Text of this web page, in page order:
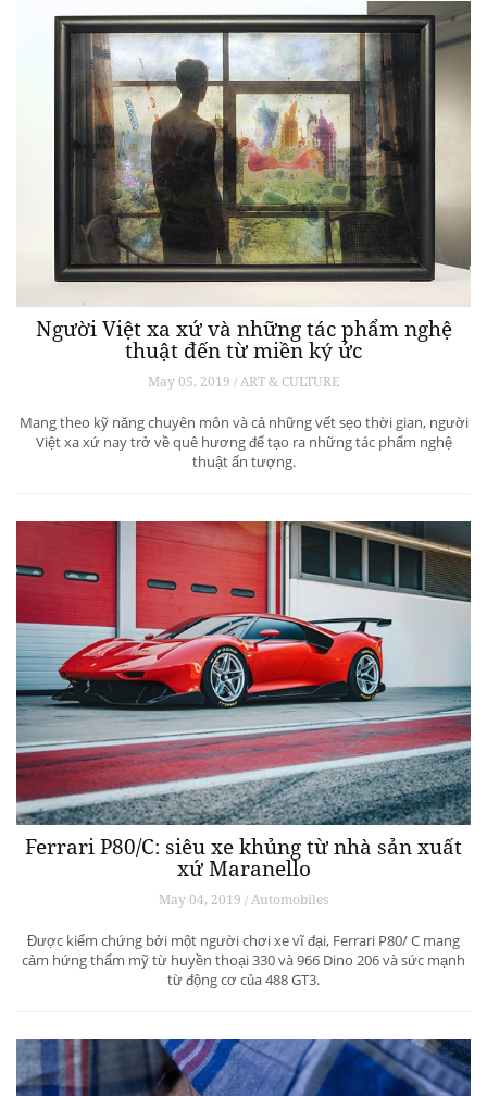
Người Việt xa xứ và những tác phẩm nghệ
thuật đến từ miền ký ức
May 05, 2019 / ART & CULTURE
Mang theo kỹ năng chuyên môn và cả những vết sẹo thời gian, người
Việt xa xứ nay trở về quê hương để tạo ra những tác phẩm nghệ
thuật ấn tượng.
Ferrari P80/C: siêu xe khủng từ ​​nhà sản xuất
xứ Maranello
May 04, 2019 / Automobiles
Được kiểm chứng bởi một người chơi xe vĩ đại, Ferrari P80/ C mang
cảm hứng thẩm mỹ từ huyền thoại 330 và 966 Dino 206 và sức mạnh
từ động cơ của 488 GT3.